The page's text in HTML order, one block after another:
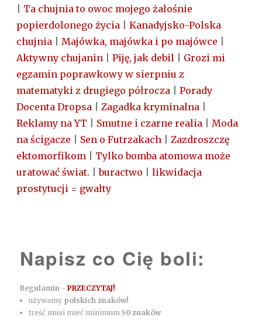
Ta chujnia to owoc mojego żałośnie
popierdolonego życia
Kanadyjsko-Polska
chujnia
Majówka, majówka i po majówce
Aktywny chujanin
Piję, jak debil
Grozi mi
egzamin poprawkowy w sierpniu z
matematyki z drugiego półrocza
Porady
Docenta Dropsa
Zagadka kryminalna
Reklamy na YT
Smutne i czarne realia
Moda
na ścigacze
Sen o Futrzakach
Zazdroszczę
ektomorfikom
Tylko bomba atomowa może
uratować świat. |buractwo
likwidacja
prostytucji = gwałty
Napisz co Cię boli:
Regulamin -PRZECZYTAJ!
używamy polskich znaków!
treść musi mieć minimum50 znaków